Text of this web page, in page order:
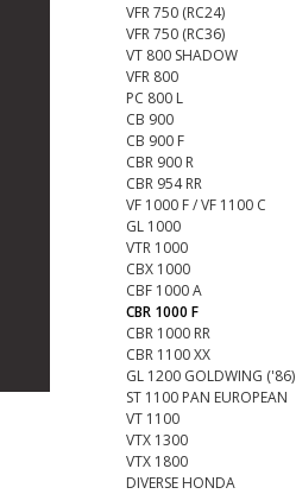
VFR 750 (RC24)
VFR 750 (RC36)
VT 800 SHADOW
VFR 800
PC 800 L
CB 900
CB 900 F
CBR 900 R
CBR 954 RR
VF 1000 F / VF 1100 C
GL 1000
VTR 1000
CBX 1000
CBF 1000 A
CBR 1000 F
CBR 1000 RR
CBR 1100 XX
GL 1200 GOLDWING ('86)
ST 1100 PAN EUROPEAN
VT 1100
VTX 1300
VTX 1800
DIVERSE HONDA